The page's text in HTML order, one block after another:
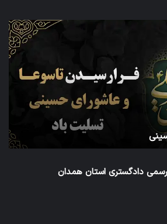
دادگستری استان همدان